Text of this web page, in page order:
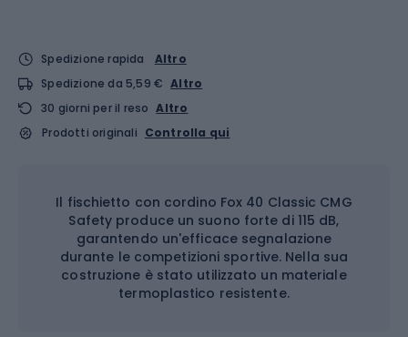
Spedizione rapida
Altro
Spedizione da 5,59 € Altro
30 giorni per il reso Altro
Prodotti originali Controlla qui
Il fischietto con cordino Fox 40 Classic CMG
Safety produce un suono forte di 115 dB,
garantendo un'efficace segnalazione
durante le competizioni sportive. Nella sua
costruzione è stato utilizzato un materiale
termoplastico resistente.